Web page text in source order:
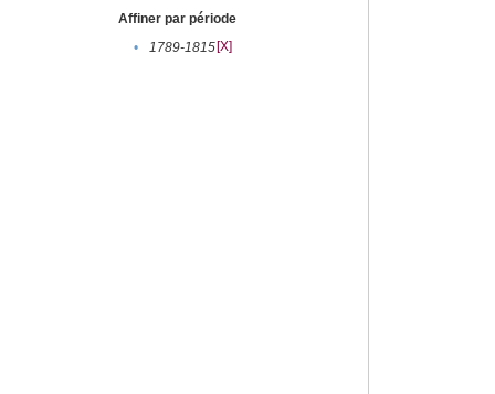
Affiner par période
•
1789-1815[X]